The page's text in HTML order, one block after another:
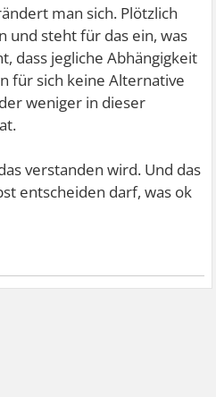
man sich. Plötzlich
und steht für das ein, was
dass jegliche Abhängigkeit
für sich keine Alternative
weniger in dieser
verstanden wird. Und das
entscheiden darf, was ok